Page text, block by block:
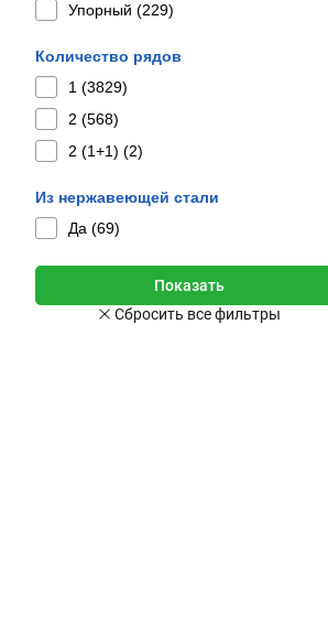
Упорный (229)
Количество рядов
1 (3829)
2 (568)
2 (1+1) (2)
Из нержавеющей стали
Да (69)